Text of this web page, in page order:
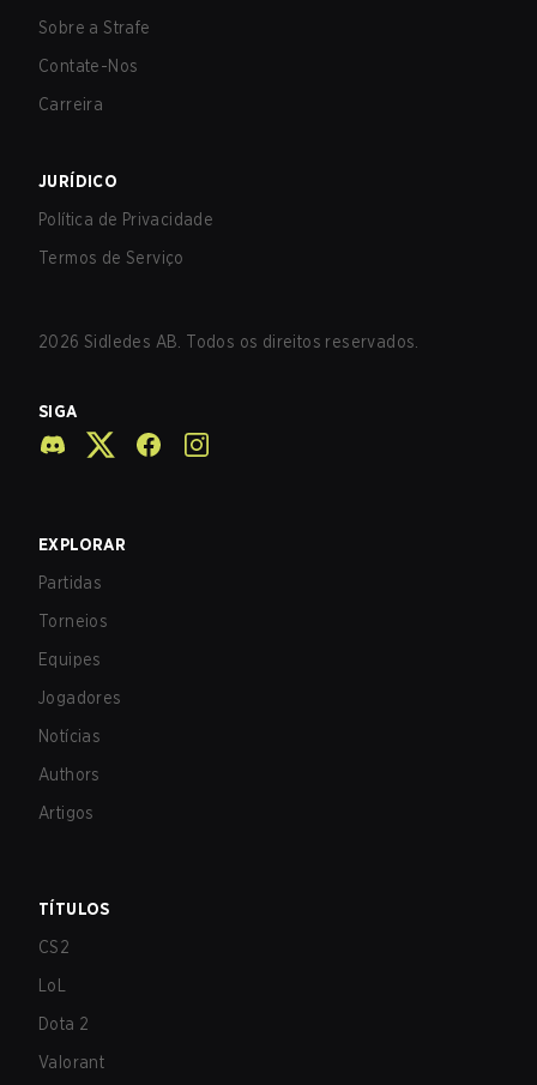
Sobre a Strafe
Contate-Nos
Carreira
JURÍDICO
Política de Privacidade
Termos de Serviço
2026 Sidledes AB. Todos os direitos reservados.
SIGA
EXPLORAR
Partidas
Torneios
Equipes
Jogadores
Notícias
Authors
Artigos
TÍTULOS
CS2
LoL
Dota 2
Valorant